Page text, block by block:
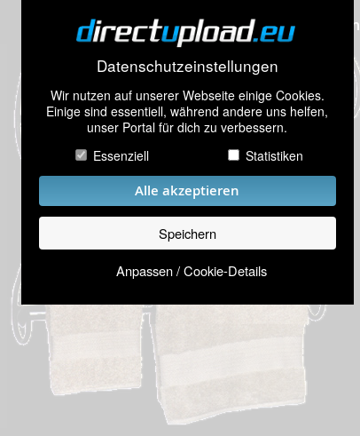
Datenschutzeinstellungen
Wir nutzen auf unserer Webseite einige Cookies.
Einige sind essentiell, während andere uns helfen,
unser Portal für dich zu verbessern.
Essenziell
Statistiken
Alle akzeptieren
Speichern
Anpassen / Cookie-Details
Bilder hochladen